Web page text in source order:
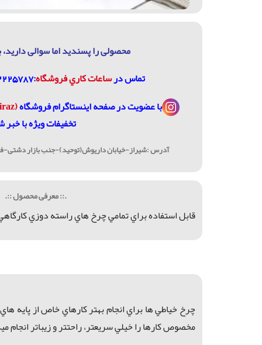
محصولی را پسندید اما سوالی
تماس درساعات كاري فروشگاه:07132225787، 09906744320
با عضویت درصفحه اینستاگرام فروشگاه(janome_shiraz@)
تخفیفات ویژه با
آدرس :شیراز-خیابان داریوش(توحید)-جنب بازار دشتی-
.:: معرفی محصول ::.
قابل استفاده براي تمامي چرخ هاي راسته دوزي
چرخ خياطي ها براي انجام بهتر كارهاي خاص از پايه
مخصوص كارها را خيلي سريعتر، راحتتر و زيباتر انجام